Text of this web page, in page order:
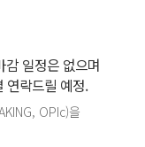
일정은 없으며
연락드릴 예정.
OPIc)을